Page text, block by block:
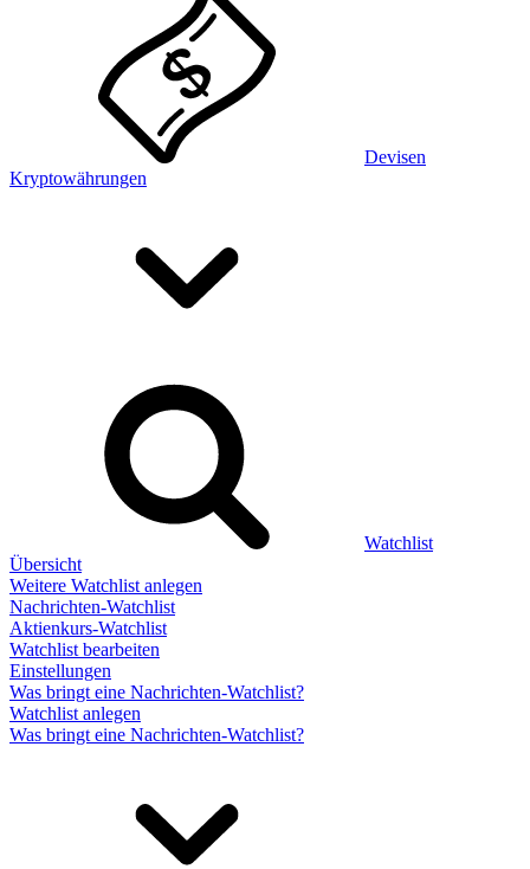
Devisen
Kryptowährungen
Watchlist
Übersicht
Weitere Watchlist anlegen
Nachrichten-Watchlist
Aktienkurs-Watchlist
Watchlist bearbeiten
Einstellungen
Was bringt eine Nachrichten-Watchlist?
Watchlist anlegen
Was bringt eine Nachrichten-Watchlist?